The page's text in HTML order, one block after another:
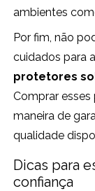
ambientes
Por fim, não
cuidados para
protetores
Comprar
maneira de
qualidade
Dicas para
confiança